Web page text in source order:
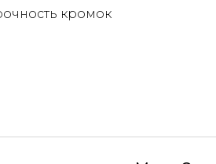
кромок